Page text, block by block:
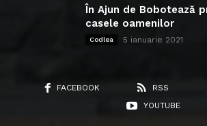
În Ajun de Bobotează
casele oamenilor
Codlea 5 ianuarie 2021
FACEBOOK RSS
YOUTUBE